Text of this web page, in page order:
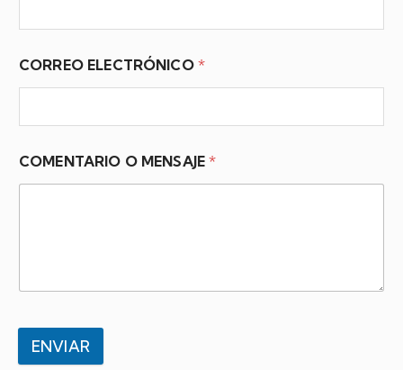
CORREO ELECTRÓNICO *
COMENTARIO O MENSAJE*
ENVIAR